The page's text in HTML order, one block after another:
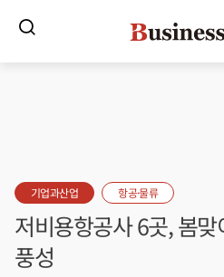
기업과산업 항공·물류
저비용항공사 6곳, 봄
풍성